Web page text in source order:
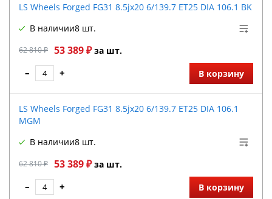
LS Wheels Forged FG31 8.5jx20 6/139.7 ET25 DIA 106.1 BK
62 810 ₽ 53 389 ₽за шт.
В наличии8 шт.
– + В корзину
LS Wheels Forged FG31 8.5jx20 6/139.7 ET25 DIA 106.1
MGM
62 810 ₽ 53 389 ₽за шт.
В наличии8 шт.
– + В корзину